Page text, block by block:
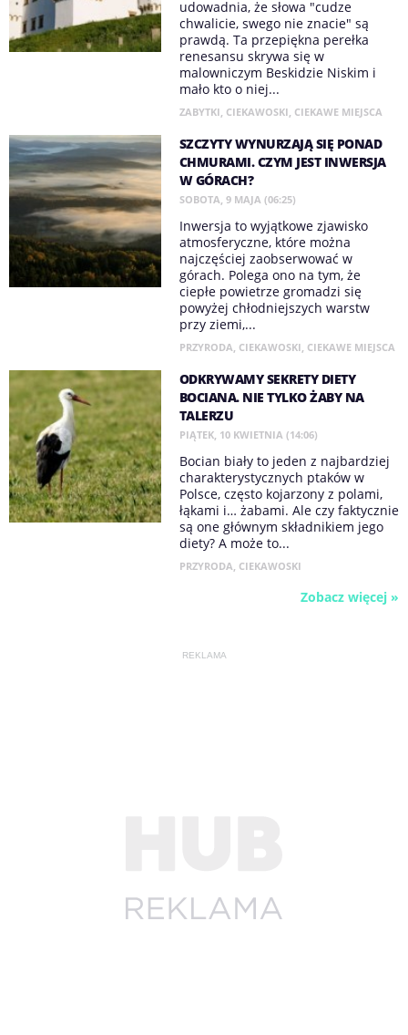
udowadnia, że słowa "cudze
chwalicie, swego nie znacie" są
prawdą. Ta przepiękna perełka
renesansu skrywa się w
malowniczym Beskidzie Niskim i
mało kto o niej...
ZABYTKI, CIEKAWOSKI, CIEKAWE MIEJSCA
SZCZYTY WYNURZAJĄ SIĘ PONAD
CHMURAMI. CZYM JEST INWERSJA
W GÓRACH?
SOBOTA, 9 MAJA (06:25)
Inwersja to wyjątkowe zjawisko
atmosferyczne, które można
najczęściej zaobserwować w
górach. Polega ono na tym, że
ciepłe powietrze gromadzi się
powyżej chłodniejszych warstw
przy ziemi,...
PRZYRODA, CIEKAWOSKI, CIEKAWE MIEJSCA
ODKRYWAMY SEKRETY DIETY
BOCIANA. NIE TYLKO ŻABY NA
TALERZU
PIĄTEK, 10 KWIETNIA (14:06)
Bocian biały to jeden z najbardziej
charakterystycznych ptaków w
Polsce, często kojarzony z polami,
łąkami i… żabami. Ale czy faktycznie
są one głównym składnikiem jego
diety? A może to...
PRZYRODA, CIEKAWOSKI
Zobacz więcej »
REKLAMA